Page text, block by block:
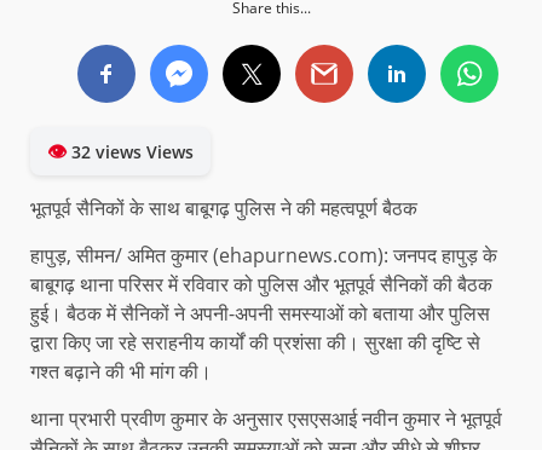
Share this...
👁32 views Views
भूतपूर्व सैनिकों के साथ बाबूगढ़ पुलिस ने की महत्वपूर्ण बैठक
हापुड़, सीमन/ अमित कुमार (ehapurnews.com): जनपद हापुड़ के
बाबूगढ़ थाना परिसर में रविवार को पुलिस और भूतपूर्व सैनिकों की बैठक
हुई। बैठक में सैनिकों ने अपनी-अपनी समस्याओं को बताया और पुलिस
द्वारा किए जा रहे सराहनीय कार्यों की प्रशंसा की। सुरक्षा की दृष्टि से
गश्त बढ़ाने की भी मांग की।
थाना प्रभारी प्रवीण कुमार के अनुसार एसएसआई नवीन कुमार ने भूतपूर्व